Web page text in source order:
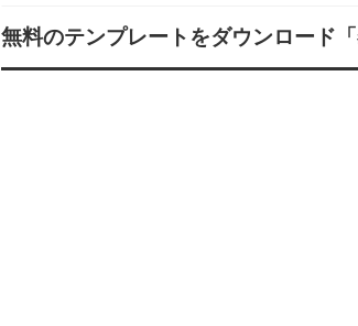
無料のテンプレートをダウンロード